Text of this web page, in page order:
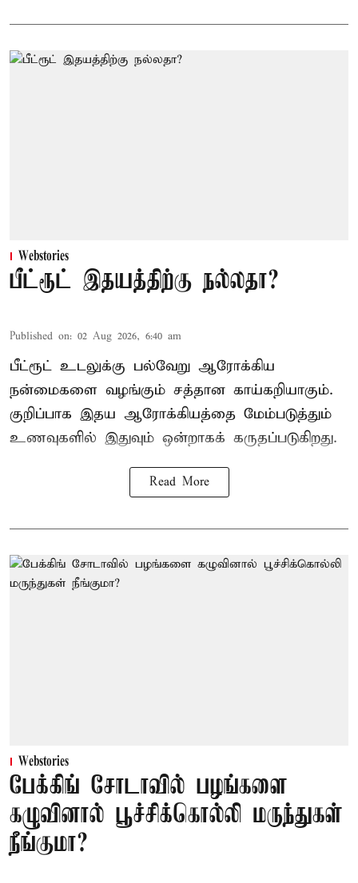
Webstories
பீட்ரூட் இதயத்திற்கு நல்லதா?
Published on: 02 Aug 2026, 6:40 am
பீட்ரூட் உடலுக்கு பல்வேறு ஆரோக்கிய
நன்மைகளை வழங்கும் சத்தான காய்கறியாகும்.
குறிப்பாக இதய ஆரோக்கியத்தை மேம்படுத்தும்
உணவுகளில் இதுவும் ஒன்றாகக் கருதப்படுகிறது.
Read More
Webstories
பேக்கிங் சோடாவில் பழங்களை
கழுவினால் பூச்சிக்கொல்லி மருந்துகள்
நீங்குமா?